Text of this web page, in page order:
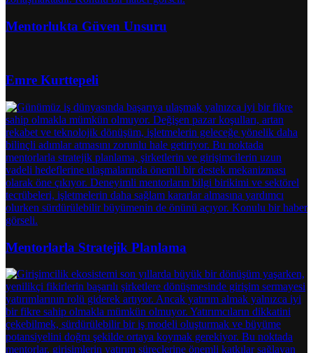
Mentorlukta Güven Unsuru
Emre Kurttepeli
Mentorlarla Stratejik Planlama